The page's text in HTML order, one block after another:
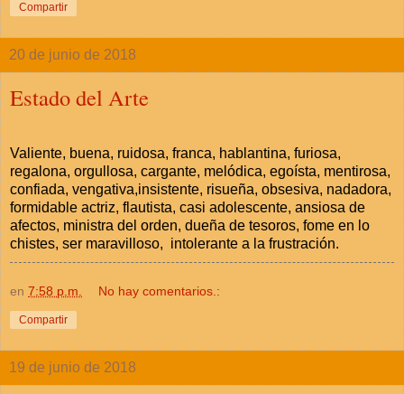
Compartir
20 de junio de 2018
Estado del Arte
Valiente, buena, ruidosa, franca, hablantina, furiosa,
regalona, orgullosa, cargante, melódica, egoísta, mentirosa,
confiada, vengativa,insistente, risueña, obsesiva, nadadora,
formidable actriz, flautista, casi adolescente, ansiosa de
afectos, ministra del orden, dueña de tesoros, fome en lo
chistes, ser maravilloso, intolerante a la frustración.
en 7:58 p.m. No hay comentarios.:
Compartir
19 de junio de 2018